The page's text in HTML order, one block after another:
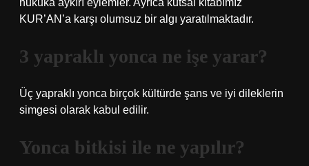
hukuka aykırı eylemler. Ayrıca kutsal kitabımız
KUR’AN’a karşı olumsuz bir algı yaratılmaktadır.
3 yapraklı yonca ne işe yarar?
Üç yapraklı yonca birçok kültürde şans ve iyi dileklerin
simgesi olarak kabul edilir.
Yonca bitkisi ile ne yapılır?